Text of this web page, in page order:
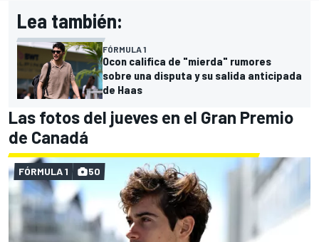
Lea también:
FÓRMULA 1
Ocon califica de "mierda" rumores
sobre una disputa y su salida anticipada
de Haas
Las fotos del jueves en el Gran Premio
de Canadá
FÓRMULA 1 50